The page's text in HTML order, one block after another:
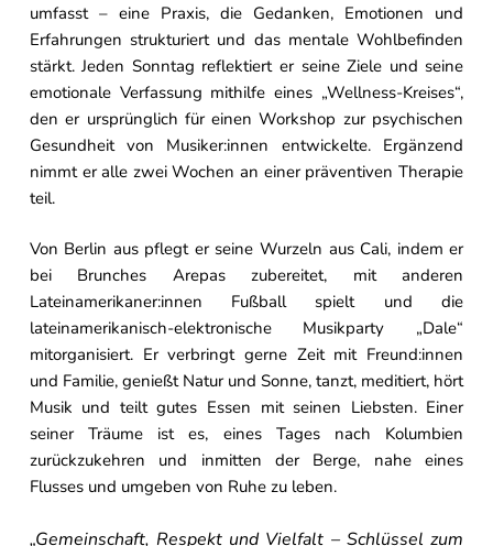
umfasst – eine Praxis, die Gedanken, Emotionen und
Erfahrungen strukturiert und das mentale Wohlbefinden
stärkt. Jeden Sonntag reflektiert er seine Ziele und seine
emotionale Verfassung mithilfe eines „Wellness-Kreises“,
den er ursprünglich für einen Workshop zur psychischen
Gesundheit von Musiker:innen entwickelte. Ergänzend
nimmt er alle zwei Wochen an einer präventiven Therapie
teil.
Von Berlin aus pflegt er seine Wurzeln aus Cali, indem er
bei Brunches Arepas zubereitet, mit anderen
Lateinamerikaner:innen Fußball spielt und die
lateinamerikanisch-elektronische Musikparty „Dale“
mitorganisiert. Er verbringt gerne Zeit mit Freund:innen
und Familie, genießt Natur und Sonne, tanzt, meditiert, hört
Musik und teilt gutes Essen mit seinen Liebsten. Einer
seiner Träume ist es, eines Tages nach Kolumbien
zurückzukehren und inmitten der Berge, nahe eines
Flusses und umgeben von Ruhe zu leben.
„Gemeinschaft, Respekt und Vielfalt – Schlüssel zum